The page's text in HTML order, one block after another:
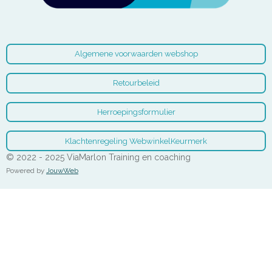
Algemene voorwaarden webshop
Retourbeleid
Herroepingsformulier
Klachtenregeling WebwinkelKeurmerk
© 2022 - 2025 ViaMarlon Training en coaching
Powered by JouwWeb